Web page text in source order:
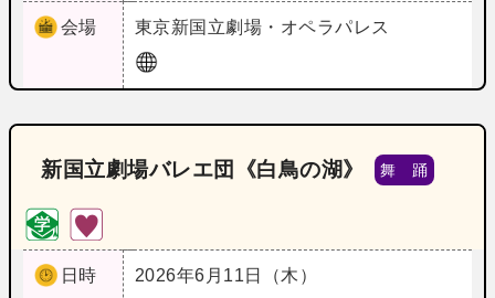
会場 東京新国立劇場・オペラパレス
新国立劇場バレエ団《白鳥の湖》 舞 踊
日時
2026年6月11日（木）